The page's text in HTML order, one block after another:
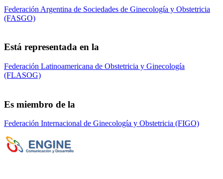
Federación Argentina de Sociedades de Ginecología y Obstetricia
(FASGO)
Está representada en la
Federación Latinoamericana de Obstetricia y Ginecología
(FLASOG)
Es miembro de la
Federación Internacional de Ginecología y Obstetricia (FIGO)